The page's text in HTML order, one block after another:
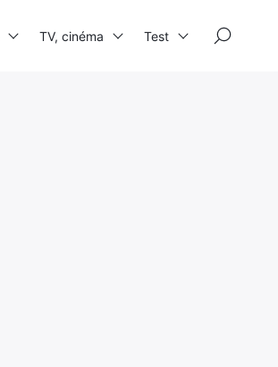
TV, cinéma Test